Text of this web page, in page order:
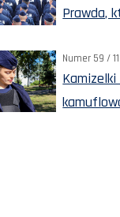
Prawda,
Numer 59 /